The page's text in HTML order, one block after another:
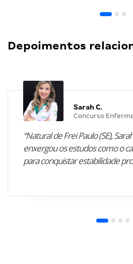
Depoimentos
Sarah C.
Concurso
“Natural de Frei Paulo (SE),
enxergou os estudos como o
para conquistar estabilidade